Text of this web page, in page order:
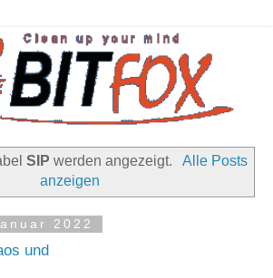
SIP werden angezeigt.
Alle Posts
anzeigen
2022
und